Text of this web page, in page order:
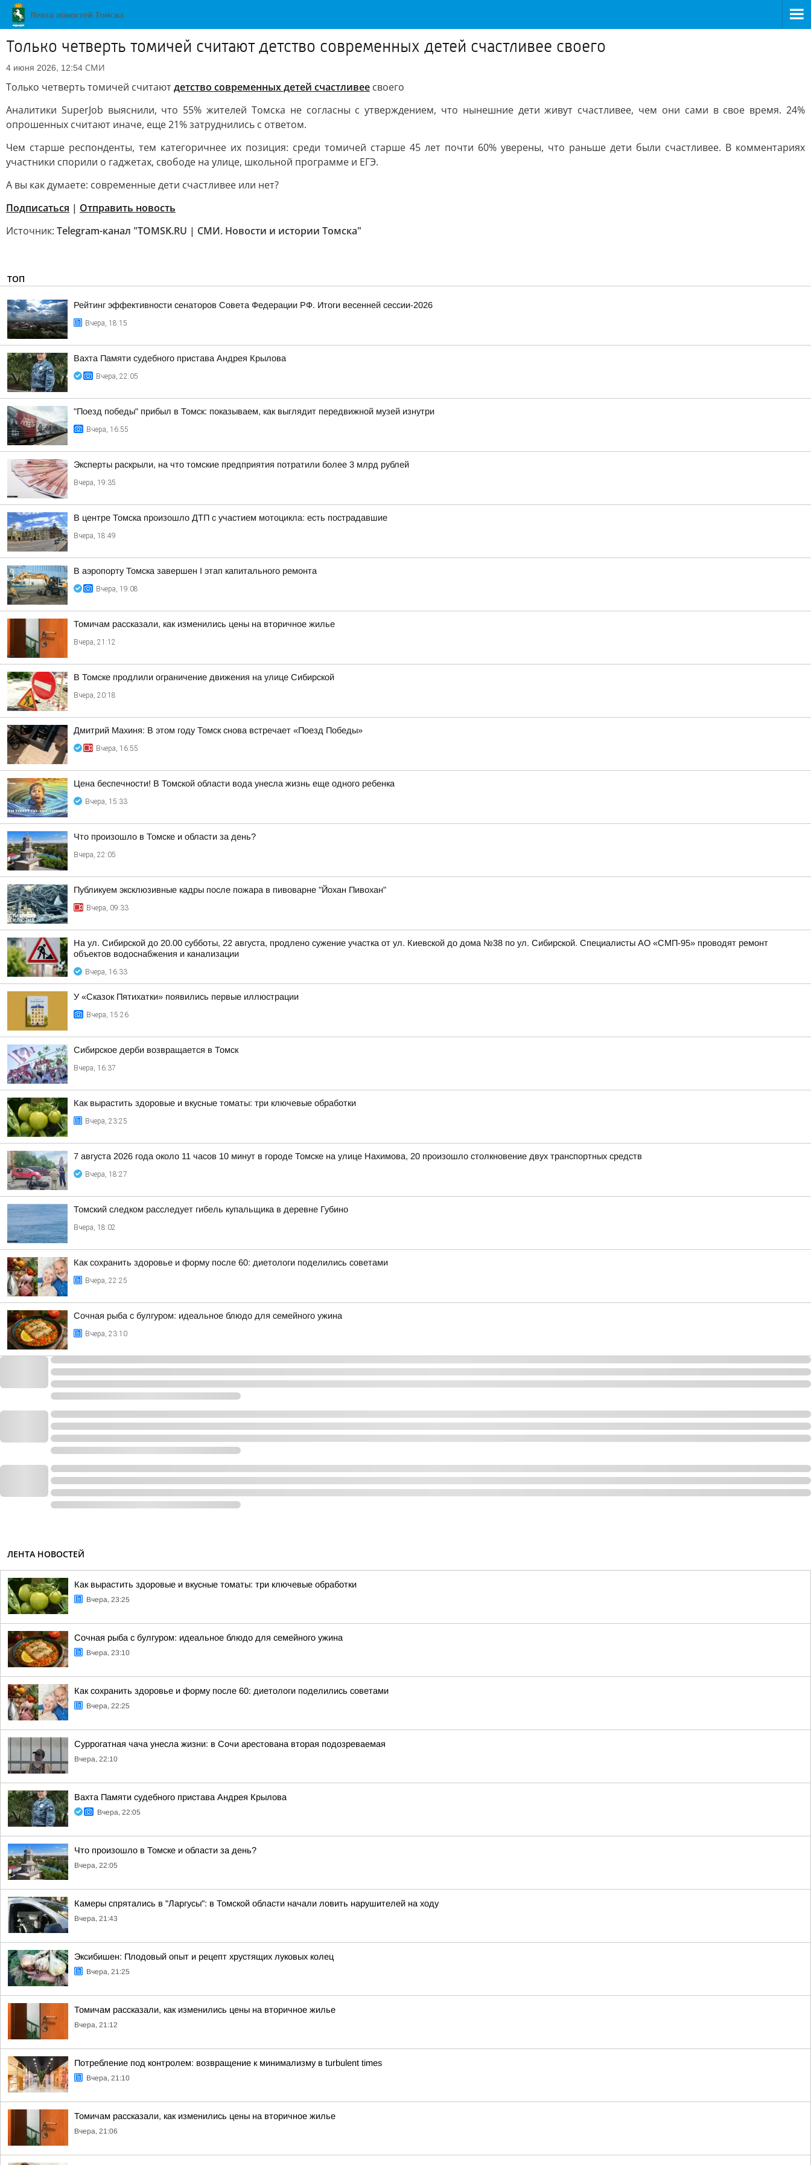
Только четверть томичей считают детство современных детей счастливее своего
4 июня 2026, 12:54 СМИ
Только четверть томичей считаютдетство современных детей счастливее своего
Аналитики SuperJob выяснили, что 55% жителей Томска не согласны с утверждением, что нынешние дети живут счастливее, чем они сами в свое время. 24%
опрошенных считают иначе, еще 21% затруднились с ответом.
Чем старше респонденты, тем категоричнее их позиция: среди томичей старше 45 лет почти 60% уверены, что раньше дети были счастливее. В комментариях
участники спорили о гаджетах, свободе на улице, школьной программе и ЕГЭ.
А вы как думаете: современные дети счастливее или нет?
Подписаться | Отправить новость
Источник: Telegram-канал "TOMSK.RU | СМИ. Новости и истории Томска"
ТОП
Рейтинг эффективности сенаторов Совета Федерации РФ. Итоги весенней сессии-2026
Вчера, 18:15
Вахта Памяти судебного пристава Андрея Крылова
Вчера, 22:05
"Поезд победы" прибыл в Томск: показываем, как выглядит передвижной музей изнутри
Вчера, 16:55
Эксперты раскрыли, на что томские предприятия потратили более 3 млрд рублей
Вчера, 19:35
В центре Томска произошло ДТП с участием мотоцикла: есть пострадавшие
Вчера, 18:49
В аэропорту Томска завершен I этап капитального ремонта
Вчера, 19:08
Томичам рассказали, как изменились цены на вторичное жилье
Вчера, 21:12
В Томске продлили ограничение движения на улице Сибирской
Вчера, 20:18
Дмитрий Махиня: В этом году Томск снова встречает «Поезд Победы»
Вчера, 16:55
Цена беспечности! В Томской области вода унесла жизнь еще одного ребенка
Вчера, 15:33
Что произошло в Томске и области за день?
Вчера, 22:05
Публикуем эксклюзивные кадры после пожара в пивоварне "Йохан Пивохан"
Вчера, 09:33
На ул. Сибирской до 20.00 субботы, 22 августа, продлено сужение участка от ул. Киевской до дома №38 по ул. Сибирской. Специалисты АО «СМП-95» проводят ремонт
объектов водоснабжения и канализации
Вчера, 16:33
У «Сказок Пятихатки» появились первые иллюстрации
Вчера, 15:26
Сибирское дерби возвращается в Томск
Вчера, 16:37
Как вырастить здоровые и вкусные томаты: три ключевые обработки
Вчера, 23:25
7 августа 2026 года около 11 часов 10 минут в городе Томске на улице Нахимова, 20 произошло столкновение двух транспортных средств
Вчера, 18:27
Томский следком расследует гибель купальщика в деревне Губино
Вчера, 18:02
Как сохранить здоровье и форму после 60: диетологи поделились советами
Вчера, 22:25
Сочная рыба с булгуром: идеальное блюдо для семейного ужина
Вчера, 23:10
ЛЕНТА НОВОСТЕЙ
Как вырастить здоровые и вкусные томаты: три ключевые обработки
Вчера, 23:25
Сочная рыба с булгуром: идеальное блюдо для семейного ужина
Вчера, 23:10
Как сохранить здоровье и форму после 60: диетологи поделились советами
Вчера, 22:25
Суррогатная чача унесла жизни: в Сочи арестована вторая подозреваемая
Вчера, 22:10
Вахта Памяти судебного пристава Андрея Крылова
Вчера, 22:05
Что произошло в Томске и области за день?
Вчера, 22:05
Камеры спрятались в "Ларгусы": в Томской области начали ловить нарушителей на ходу
Вчера, 21:43
Эксибишен: Плодовый опыт и рецепт хрустящих луковых колец
Вчера, 21:25
Томичам рассказали, как изменились цены на вторичное жилье
Вчера, 21:12
Потребление под контролем: возвращение к минимализму в turbulent times
Вчера, 21:10
Томичам рассказали, как изменились цены на вторичное жилье
Вчера, 21:06